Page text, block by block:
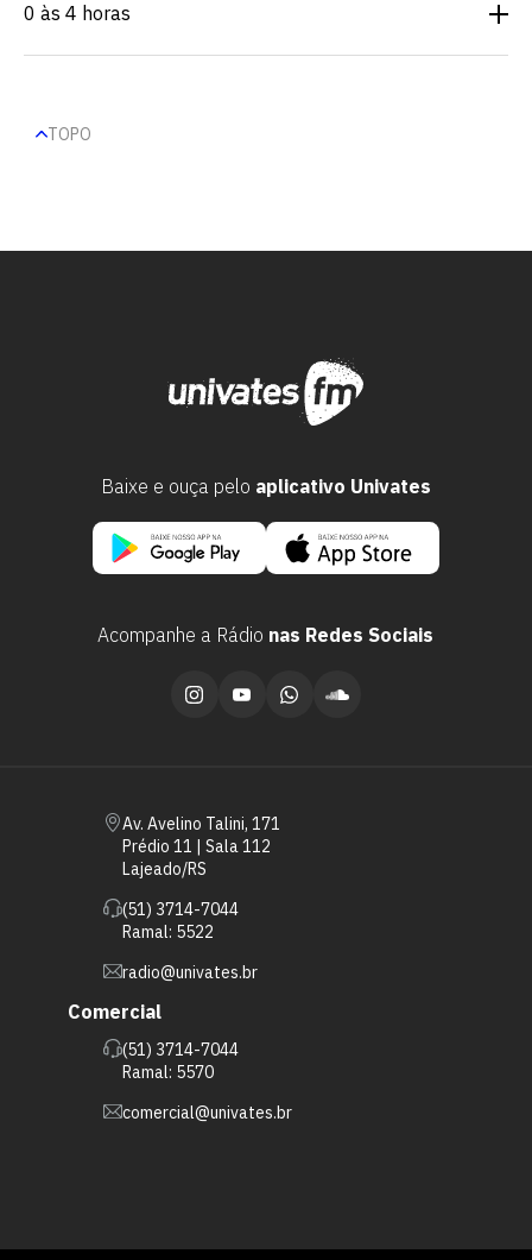
0 às 4 horas
TOPO
Av. Avelino Talini, 171
Prédio 11 | Sala 112
Lajeado/RS
(51) 3714-7044
Ramal: 5522
radio@univates.br
Comercial
(51) 3714-7044
Ramal: 5570
comercial@univates.br
Acompanhe a Rádio nas Redes Sociais
Baixe e ouça pelo aplicativo Univates
Escolha a vaga que você
quer concorrer:
vagas a partir do 2º ano de curso